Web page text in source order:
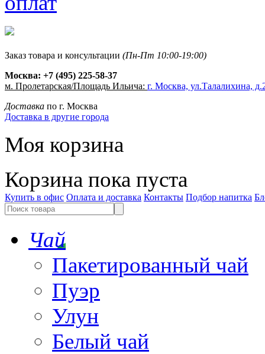
Заказ товара и консультации (Пн-Пт 10:00-19:00)
Москва: +7 (495) 225-58-37
м. Пролетарская/Площадь Ильича: г. Москва, ул.Талалихина,
Доставка по г. Москва
Доставка в другие города
Моя корзина
Корзина пока пуста
Купить в офис Оплата и доставка Контакты Подбор напитка
Чай
Пакетированный чай
Пуэр
Улун
Белый чай